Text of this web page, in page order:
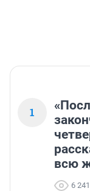
1
всю
6 241